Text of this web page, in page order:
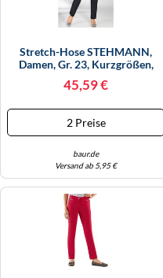
Stretch-Hose STEHMANN,
Damen, Gr. 23, Kurzgrößen,
Polyamid, 3% Elasthan,
Topseller (245251-23) Schwarz
45,59 €
2 Preise
baur.de
Versand ab 5,95 €